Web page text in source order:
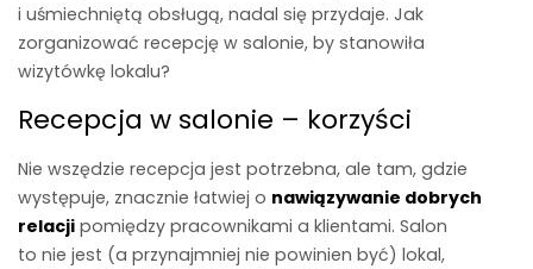
i uśmiechniętą obsługą, nadal się przydaje. Jak
zorganizować recepcję w salonie, by stanowiła
wizytówkę lokalu?
Recepcja w salonie – korzyści
Nie wszędzie recepcja jest potrzebna, ale tam, gdzie
występuje, znacznie łatwiej o nawiązywanie dobrych
relacji pomiędzy pracownikami a klientami. Salon
to nie jest (a przynajmniej nie powinien być) lokal,